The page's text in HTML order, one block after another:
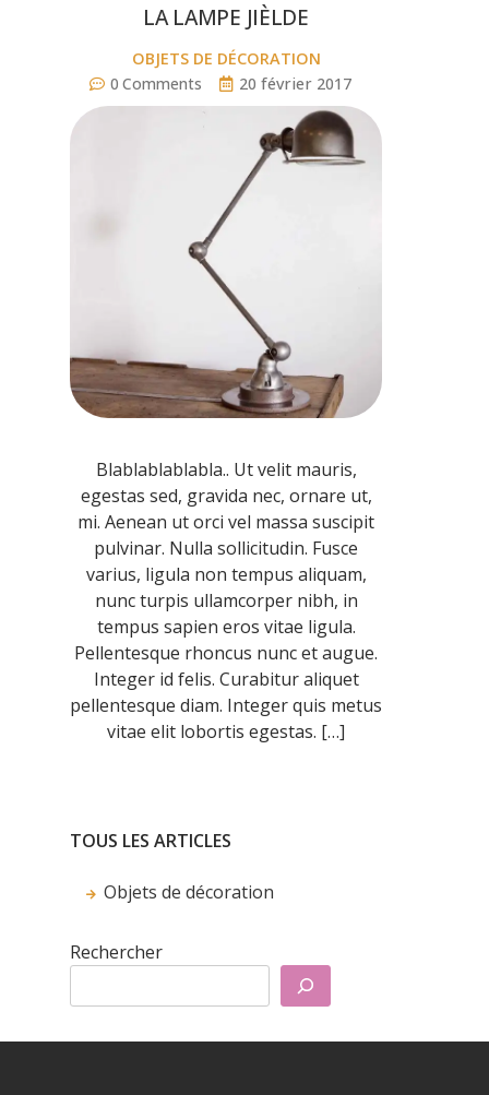
LA LAMPE JIÈLDE
OBJETS DE DÉCORATION
0 Comments 20 février 2017
Stephanie
Blablablablabla.. Ut velit mauris,
egestas sed, gravida nec, ornare ut,
mi. Aenean ut orci vel massa suscipit
pulvinar. Nulla sollicitudin. Fusce
varius, ligula non tempus aliquam,
nunc turpis ullamcorper nibh, in
tempus sapien eros vitae ligula.
Pellentesque rhoncus nunc et augue.
Integer id felis. Curabitur aliquet
pellentesque diam. Integer quis metus
vitae elit lobortis egestas. […]
TOUS LES ARTICLES
Objets de décoration
Rechercher